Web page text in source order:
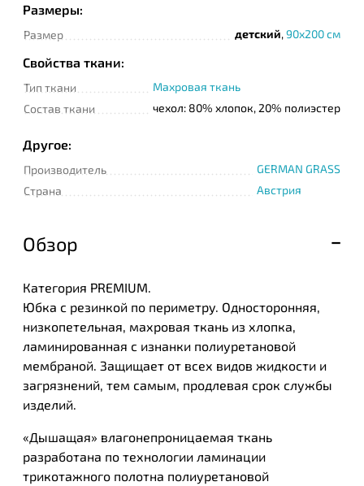
Размеры:
Размер детский,90x200 см
Свойства ткани:
Тип ткани
Махровая ткань
Состав ткани
чехол: 80% хлопок, 20% полиэстер
Другое:
Производитель
GERMAN GRASS
Страна
Австрия
Обзор
Категория PREMIUM.
Юбка с резинкой по периметру. Односторонняя,
низкопетельная, махровая ткань из хлопка,
ламинированная с изнанки полиуретановой
мембраной. Защищает от всех видов жидкости и
загрязнений, тем самым, продлевая срок службы
изделий.
«Дышащая» влагонепроницаемая ткань
разработана по технологии ламинации
трикотажного полотна полиуретановой